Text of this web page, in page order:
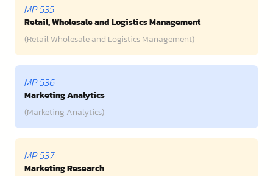
MP 535
Retail, Wholesale and Logistics Management
(Retail Wholesale and Logistics Management)
MP 536
Marketing Analytics
(Marketing Analytics)
MP 537
Marketing Research